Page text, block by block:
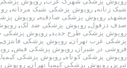
شیک زنانه, روپوش پزشکی شیک مردانه,
مشهد, روپوش پزشکی صادقیه, روپوش
صدف دزفول, روپوش پزشکی ضد لک,
روپوش پزشکی طرح جدید , روپوش پزشکی
پزشکی غرب تهران, روپوش پزشکی فانتزی,
فروشی در شیراز , روپوش پزشکی فیض,
روپوش پزشکی کوتاه, روپوش پزشکی کیمیا
تبریز , روپوش پزشکی کیمیا تهران, روپوش